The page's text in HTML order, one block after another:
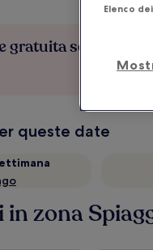
gratuita se cambi
queste date
zona
Elenco